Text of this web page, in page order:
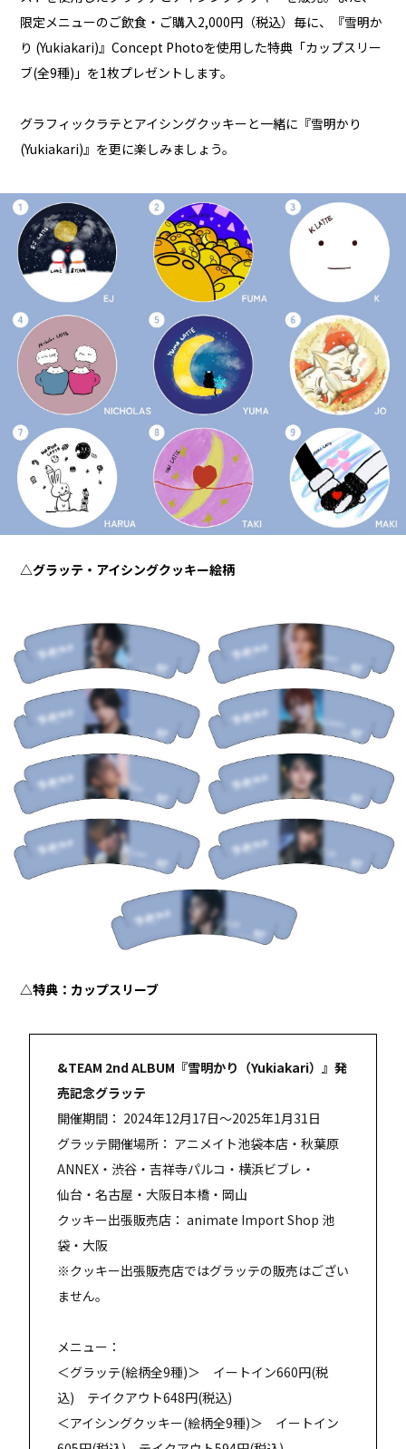
限定メニューのご飲食・ご購入2,000円（税込）毎に、『雪明か
り (Yukiakari)』Concept Photoを使用した特典「カップスリー
ブ(全9種)」を1枚プレゼントします。
グラフィックラテとアイシングクッキーと一緒に『雪明かり
(Yukiakari)』を更に楽しみましょう。
△グラッテ・アイシングクッキー絵柄
△特典：カップスリーブ
&TEAM 2nd ALBUM『雪明かり（Yukiakari）』発
売記念グラッテ
開催期間： 2024年12月17日～2025年1月31日
グラッテ開催場所： アニメイト池袋本店・秋葉原
ANNEX・渋谷・吉祥寺パルコ・横浜ビブレ・
仙台・名古屋・大阪日本橋・岡山
クッキー出張販売店： animate Import Shop 池
袋・大阪
※クッキー出張販売店ではグラッテの販売はござい
ません。
メニュー：
＜グラッテ(絵柄全9種)＞ イートイン660円(税
込) テイクアウト648円(税込)
＜アイシングクッキー(絵柄全9種)＞ イートイン